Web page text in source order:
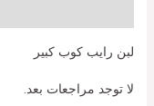
لبن رايب كوب كبير
لا توجد مراجعات بعد.